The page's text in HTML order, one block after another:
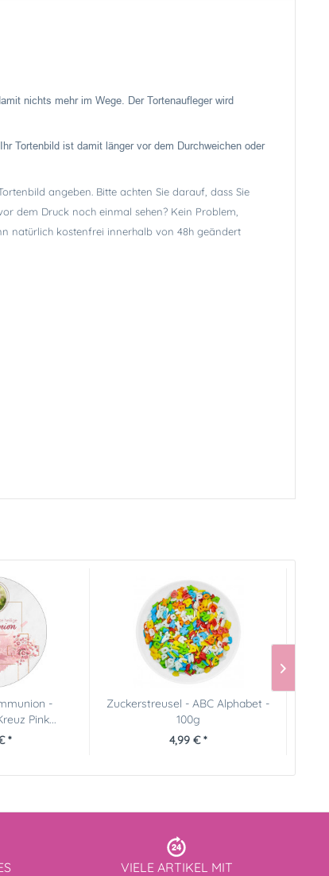
nichts mehr im Wege. Der Tortenaufleger wird
Tortenbild ist damit länger vor dem Durchweichen oder
angeben. Bitte achten Sie darauf, dass Sie
dem Druck noch einmal sehen? Kein Problem,
natürlich kostenfrei innerhalb von 48h geändert
-
Pink...
*
Zuckerstreusel - ABC Alphabet -
100g
4,99 € *
VIELE ARTIKEL MIT